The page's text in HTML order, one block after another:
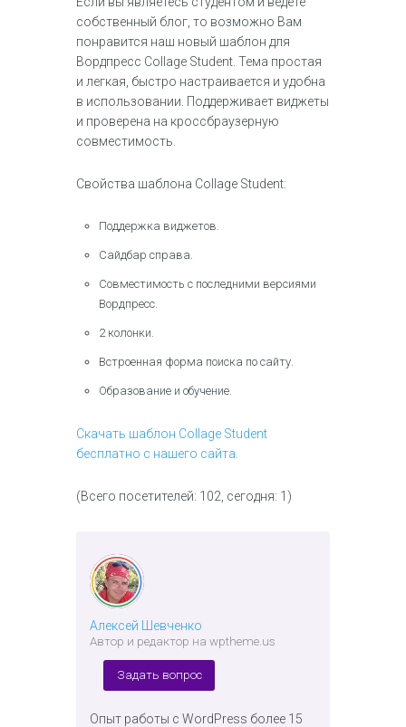
собственный блог, то возможно Вам
понравится наш новый шаблон для
Вордпресс Collage Student. Тема простая
и легкая, быстро настраивается и удобна
в использовании. Поддерживает виджеты
и проверена на кроссбраузерную
совместимость.
Свойства шаблона Collage Student:
Поддержка виджетов.
Сайдбар справа.
Совместимость с последними версиями
Вордпресс.
2 колонки.
Встроенная форма поиска по сайту.
Образование и обучение.
Скачать шаблон Collage Student
бесплатно с нашего сайта.
(Всего посетителей: 102, сегодня: 1)
Алексей Шевченко
Автор и редактор на wptheme.us
Задать вопрос
Опыт работы с WordPress более 15